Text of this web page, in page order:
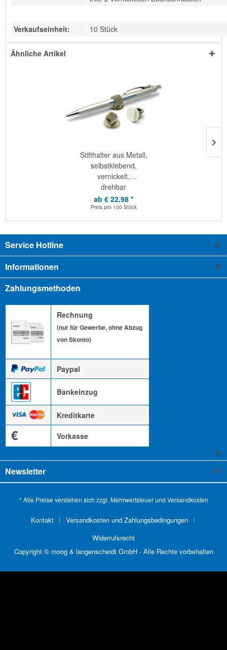
Verkaufseinheit: 10 Stück
Ähnliche Artikel
Stifthalter aus Metall,
selbstklebend,
vernickelt,
drehbar
ab € 22,98 *
Preis pro 100 Stück
Service Hotline
Informationen
Zahlungsmethoden
Rechnung
(nur für Gewerbe, ohne Abzug
von Skonto)
Paypal
Bankeinzug
Kreditkarte
€ Vorkasse
Newsletter
* Alle Preise verstehen sich zzgl. Mehrwertsteuer und Versandkosten
Kontakt
Versandkosten und Zahlungsbedingungen
Widerrufsrecht
Copyright © moog & langenscheidt GmbH - Alle Rechte vorbehalten